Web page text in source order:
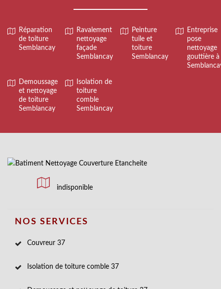
Réparation
de toiture
Semblancay
Ravalement
nettoyage
façade
Semblancay
Peinture
tuile et
toiture
Semblancay
Entreprise
pose
nettoyage
gouttière à
Demoussage
et nettoyage
de toiture
Semblancay
Isolation de
toiture
comble
Semblancay
indisponible
NOS SERVICES
Couvreur 37
Isolation de toiture comble 37